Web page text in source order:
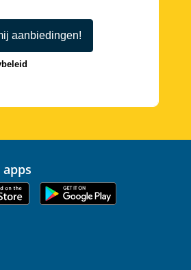
aanbiedingen!
apps